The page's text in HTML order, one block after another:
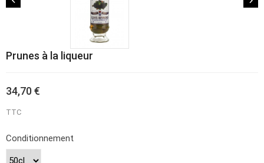
Prunes à la liqueur
34,70 €
TTC
Conditionnement